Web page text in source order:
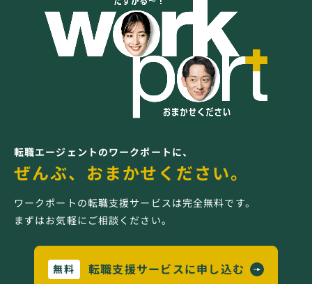
転職エージェントのワークポートに、
ぜんぶ、おまかせください。
ワークポートの転職支援サービスは完全無料です。
まずはお気軽にご相談ください。
無料 転職支援サービスに申し込む